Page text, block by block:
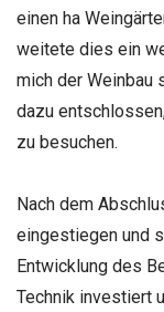
einen ha
weitete dies ein
mich der Weinbau
dazu
zu besuchen.
Nach dem
eingestiegen und
Entwicklung des
Technik investiert